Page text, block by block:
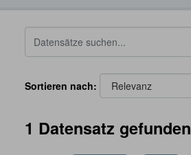
Sortieren nach
1 Datensatz gefunden